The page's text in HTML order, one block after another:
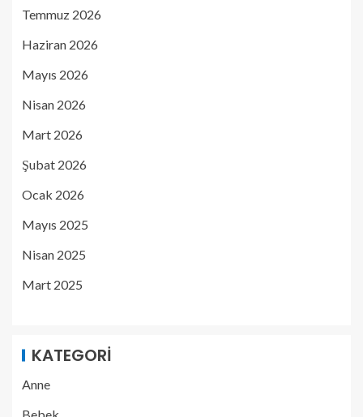
Temmuz 2026
Haziran 2026
Mayıs 2026
Nisan 2026
Mart 2026
Şubat 2026
Ocak 2026
Mayıs 2025
Nisan 2025
Mart 2025
KATEGORI
Anne